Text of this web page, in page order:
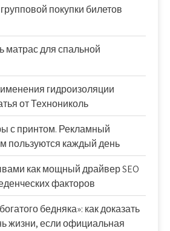
покупки билетов
матрас для спальной
гидроизоляции
от Технониколь
с принтом. Рекламный
пользуются каждый день
как мощный драйвер SEO
факторов
бедняка»: как доказать
жизни, если официальная